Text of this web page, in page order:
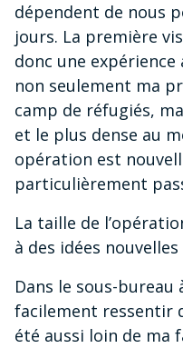
dépendent de nous
jours. La première
donc une expérience
non seulement ma
camp de réfugiés,
et le plus dense au
opération est
particulièrement
La taille de
à des idées
Dans le sous-bureau
facilement ressentir
été aussi loin de ma